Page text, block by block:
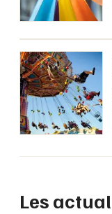
Les